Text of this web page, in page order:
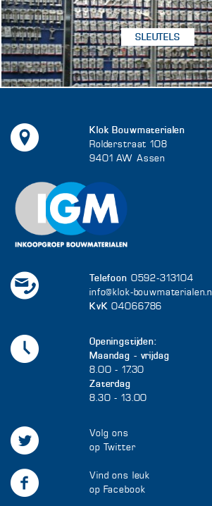
SLEUTELS
Klok Bouwmaterialen
Rolderstraat 108
9401 AW Assen
Telefoon 0592-313104
info@klok-bouwmaterialen.nl
KvK 04066786
Openingstijden:
Maandag - vrijdag
8.00 - 17.30
Zaterdag
8.30 - 13.00
Volg ons
op Twitter
Vind ons leuk
op Facebook